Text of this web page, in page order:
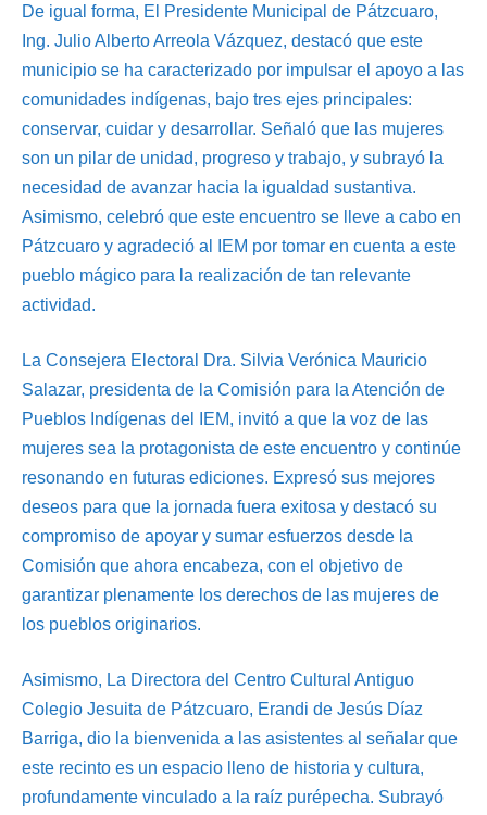
De igual forma, El Presidente Municipal de Pátzcuaro,
Ing. Julio Alberto Arreola Vázquez, destacó que este
municipio se ha caracterizado por impulsar el apoyo a las
comunidades indígenas, bajo tres ejes principales:
conservar, cuidar y desarrollar. Señaló que las mujeres
son un pilar de unidad, progreso y trabajo, y subrayó la
necesidad de avanzar hacia la igualdad sustantiva.
Asimismo, celebró que este encuentro se lleve a cabo en
Pátzcuaro y agradeció al IEM por tomar en cuenta a este
pueblo mágico para la realización de tan relevante
actividad.
La Consejera Electoral Dra. Silvia Verónica Mauricio
Salazar, presidenta de la Comisión para la Atención de
Pueblos Indígenas del IEM, invitó a que la voz de las
mujeres sea la protagonista de este encuentro y continúe
resonando en futuras ediciones. Expresó sus mejores
deseos para que la jornada fuera exitosa y destacó su
compromiso de apoyar y sumar esfuerzos desde la
Comisión que ahora encabeza, con el objetivo de
garantizar plenamente los derechos de las mujeres de
los pueblos originarios.
Asimismo, La Directora del Centro Cultural Antiguo
Colegio Jesuita de Pátzcuaro, Erandi de Jesús Díaz
Barriga, dio la bienvenida a las asistentes al señalar que
este recinto es un espacio lleno de historia y cultura,
profundamente vinculado a la raíz purépecha. Subrayó